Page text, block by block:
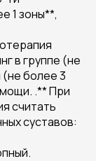
1 зоны**,
в группе (не
более 3
.** При
считать
суставов: